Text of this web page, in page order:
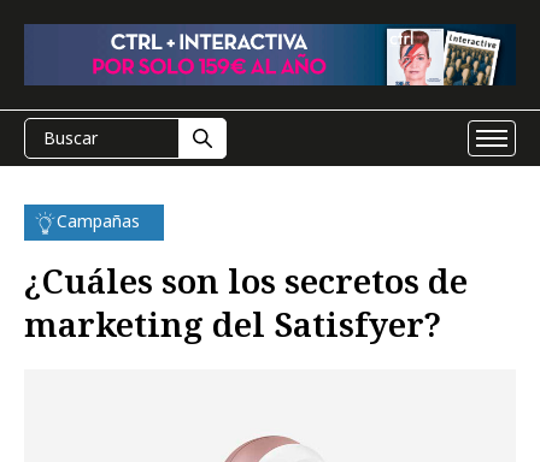
Campañas
¿Cuáles son los secretos de
marketing del Satisfyer?